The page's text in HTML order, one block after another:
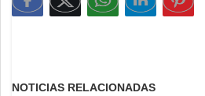
NOTICIAS RELACIONADAS